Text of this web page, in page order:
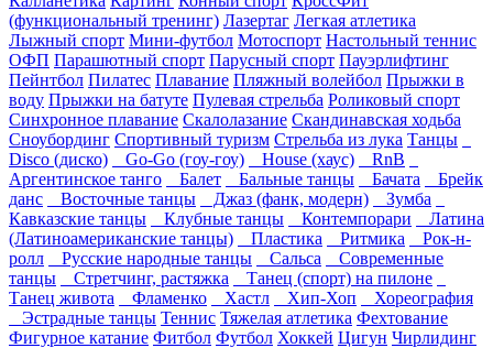
(функциональный тренинг) Лазертаг Легкая атлетика
Лыжный спорт Мини-футбол Мотоспорт Настольный теннис
ОФП Парашютный спорт Парусный спорт Пауэрлифтинг
Пейнтбол Пилатес Плавание Пляжный волейбол Прыжки в
воду Прыжки на батуте Пулевая стрельба Роликовый спорт
Синхронное плавание Скалолазание Скандинавская ходьба
Сноубординг Спортивный туризм Стрельба из лука Танцы
Disco (диско)
Go-Go (гоу-гоу) House (хаус)
RnB
Аргентинское танго
Балет Бальные танцы Бачата
Брейк
данс
Восточные танцы Джаз (фанк, модерн)
Зумба
Кавказские танцы
Клубные танцы Контемпорари
Латина
(Латиноамериканские танцы)
Пластика Ритмика
Рок-н-
ролл
Русские народные танцы Сальса
Современные
танцы
Стретчинг, растяжка
Танец (спорт) на пилоне
Танец живота
Фламенко Хастл Хип-Хоп
Хореография
Эстрадные танцы Теннис Тяжелая атлетика Фехтование
Фигурное катание Фитбол Футбол Хоккей Цигун Чирлидинг